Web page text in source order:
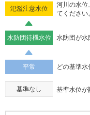
氾濫注意水位
河川の水位
てください
水防団待機水位 水防団が水
平常 どの基準水
基準なし 基準水位が